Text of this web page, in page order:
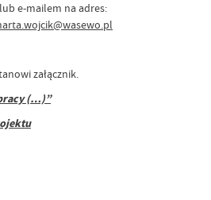
e-mailem na adres:
załącznik.
(…)”